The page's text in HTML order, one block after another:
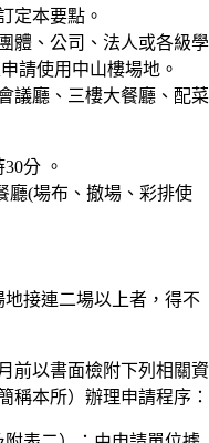
定本要點。
體、公司、法人或各級學
請使用中山樓場地。
議廳、三樓大餐廳、配菜
分 。
廳(場布、撤場、彩排使
接連二場以上者，得不
前以書面檢附下列相關資
稱本所）辦理申請程序：